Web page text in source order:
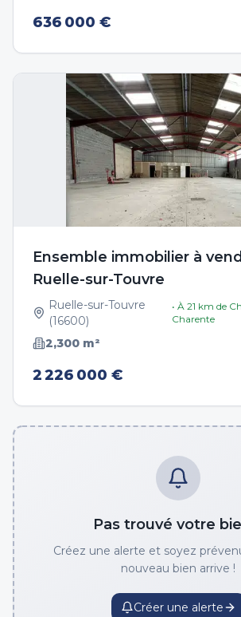
636 000 €
Ensemble immobilier à
Ruelle-sur-Touvre
Ruelle-sur-Touvre
(16600)
• À 21 km de
Charente
2,300 m²
2 226 000 €
Pas trouvé votre
Créez une alerte et soyez
nouveau bien arrive !
Créer une alerte